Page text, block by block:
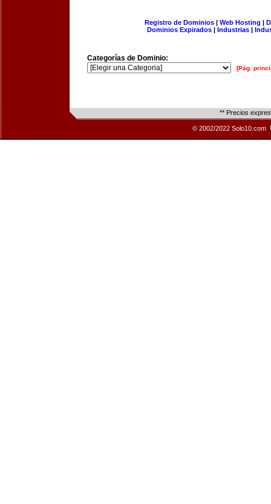
Registro de Dominios| Web Hosting |
Dominios Expirados | Industrias |
Categorías de Dominio:
[Pág.
** Precios
© 2002/2022 Solo10.com